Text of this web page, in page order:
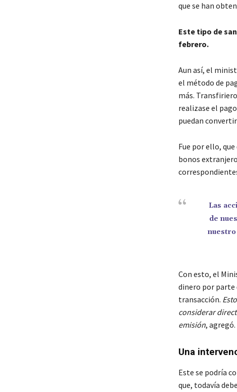
que se han
Este tipo de
febrero.
Aun así, el
el método de
más.
realizase el
puedan
Fue por ello,
bonos
Las
de
nuestro
Con esto, el
dinero por parte
transacción.
considerar
emisión, agregó.
Una
Este se podría
que, todavía